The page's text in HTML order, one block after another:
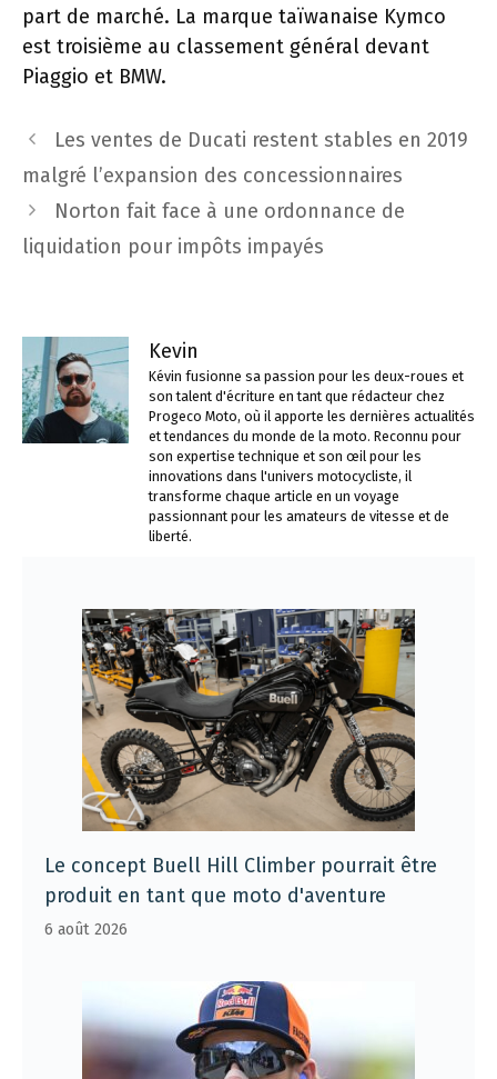
part de marché. La marque taïwanaise Kymco
est troisième au classement général devant
Piaggio et BMW.
Navigation
des
Les ventes de Ducati restent stables en 2019
malgré l’expansion des concessionnaires
Norton fait face à une ordonnance de
liquidation pour impôts impayés
Kevin
Kévin fusionne sa passion pour les deux-roues et
son talent d'écriture en tant que rédacteur chez
Progeco Moto, où il apporte les dernières actualités
et tendances du monde de la moto. Reconnu pour
son expertise technique et son œil pour les
innovations dans l'univers motocycliste, il
transforme chaque article en un voyage
passionnant pour les amateurs de vitesse et de
liberté.
Le concept Buell Hill Climber pourrait être
produit en tant que moto d'aventure
6 août 2026